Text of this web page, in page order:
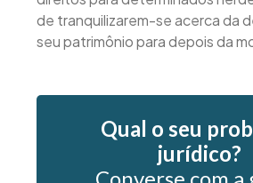
de tranquilizarem-se acerca da
seu patrimônio para depois da
Qual o seu
jurídico?
Converse com a